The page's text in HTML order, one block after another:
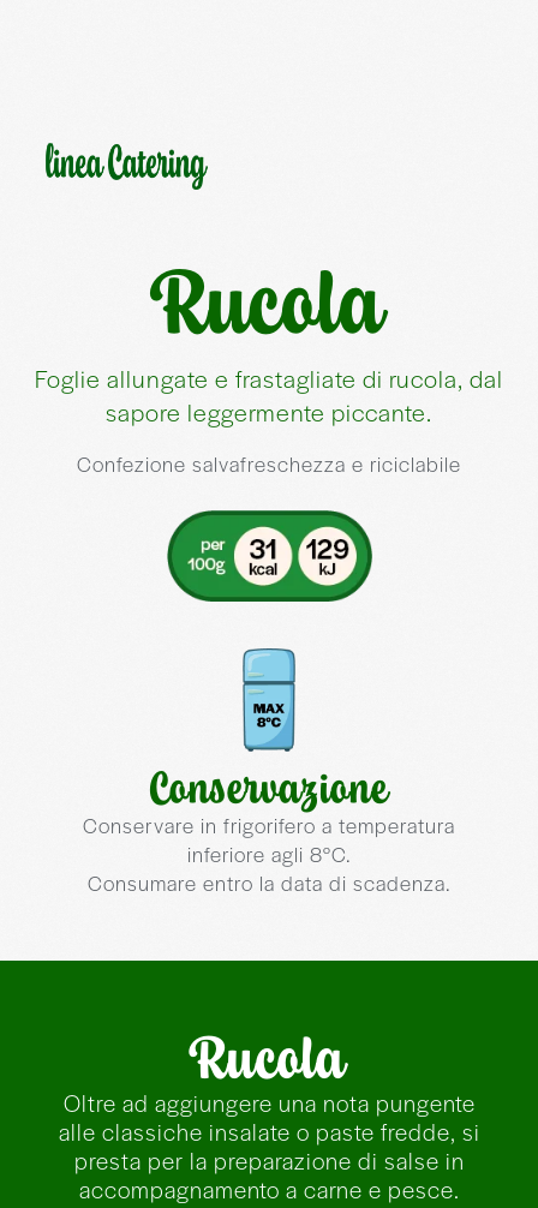
Rucola
Foglie allungate e frastagliate di rucola, dal
sapore leggermente piccante.
Confezione salvafreschezza e riciclabile
Conservazione
Conservare in frigorifero a temperatura
inferiore agli 8°C.
Consumare entro la data di scadenza.
Rucola
Oltre ad aggiungere una nota pungente
alle classiche insalate o paste fredde, si
presta per la preparazione di salse in
accompagnamento a carne e pesce.